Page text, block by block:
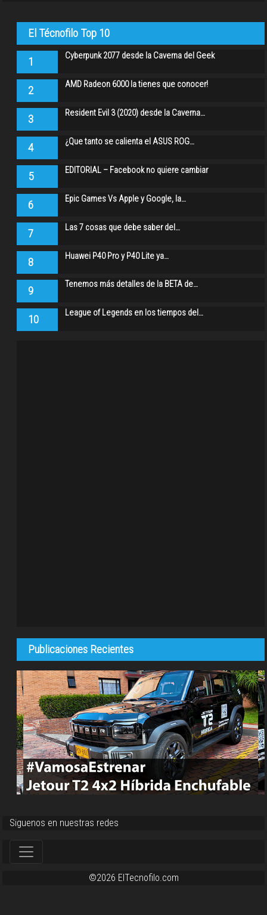
El Técnofilo Top 10
1 Cyberpunk 2077 desde la Caverna del Geek
2 AMD Radeon 6000 la tienes que conocer!
3 Resident Evil 3 (2020) desde la Caverna…
4 ¿Que tanto se calienta el ASUS ROG…
5 EDITORIAL – Facebook no quiere cambiar
6 Epic Games Vs Apple y Google, la…
7 Las 7 cosas que debe saber del…
8 Huawei P40 Pro y P40 Lite ya…
9 Tenemos más detalles de la BETA de…
10 League of Legends en los tiempos del…
Publicaciones Recientes
Siguenos en nuestras redes
©2026 ElTecnofilo.com